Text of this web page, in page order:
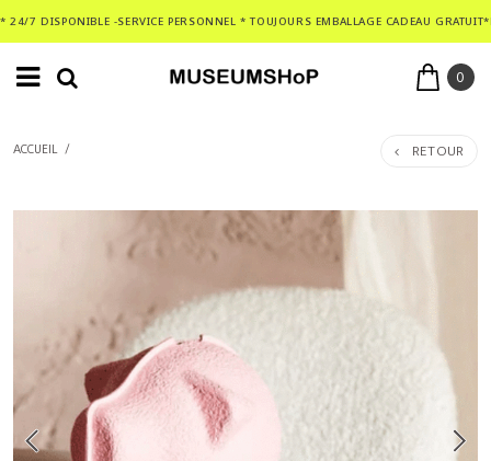
* 24/7 DISPONIBLE -SERVICE PERSONNEL * TOUJOURS EMBALLAGE CADEAU
0
ACCUEIL / RETOUR